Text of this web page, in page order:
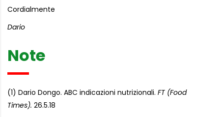
Cordialmente
Dario
Note
(1) Dario Dongo. ABC indicazioni nutrizionali. FT (Food
Times). 26.5.18